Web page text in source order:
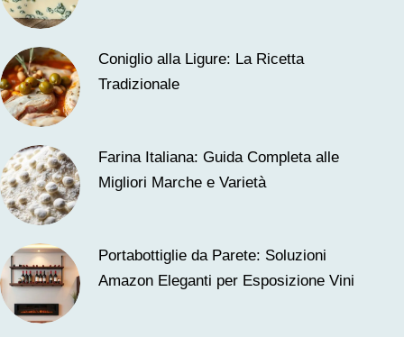
Coniglio alla Ligure: La Ricetta
Tradizionale
Farina Italiana: Guida Completa alle
Migliori Marche e Varietà
Portabottiglie da Parete: Soluzioni
Amazon Eleganti per Esposizione Vini